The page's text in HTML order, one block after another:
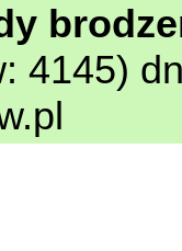
4145)